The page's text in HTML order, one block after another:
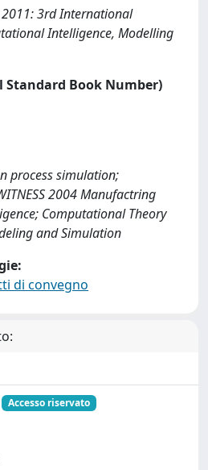
2011: 3rd International
Intelligence, Modelling
Book Number)
process simulation;
2004 Manufactring
Computational Theory
and Simulation
di convegno
Accesso riservato